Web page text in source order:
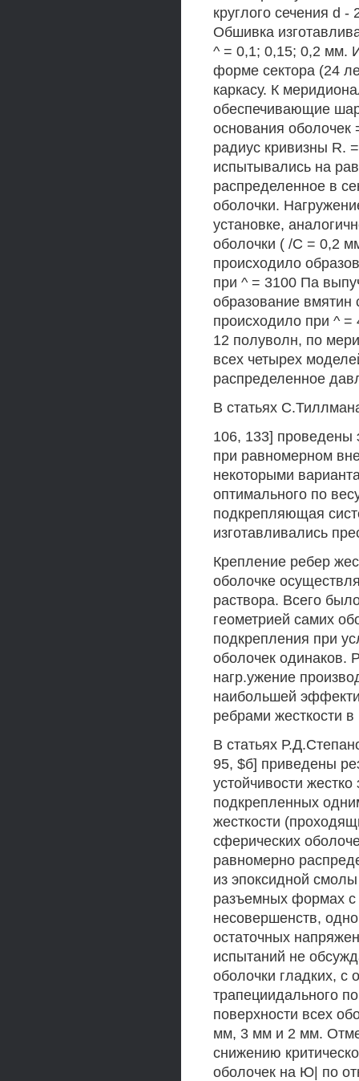
круглого сечения d
Обшивка
^ = 0,1; 0,15; 0,2 мм.
форме сектора (24
каркасу. К
обеспечивающие
основания
радиус кривизны R.
испытывались на
распределенное в
оболочки.
установке,
оболочки ( /С = 0,2
происходило
при ^ = 3100 Па
образование
происходило при ^ =
12 полуволн, по
всех четырех
распределенное
В статьях
106, 133] проведены
при равномерном
некоторыми
оптимального по
подкрепляющая
изготавливались
Крепление ребер
оболочке
раствора. Всего
геометрией самих
подкрепления при
оболочек одинаков.
нагр.ужение
наибольшей
ребрами жесткости
В статьях
95, $б] приведены
устойчивости
подкрепленных
жесткости
сферических
равномерно
из эпоксидной
разъемных формах
несовершенств,
остаточных
испытаний не
оболочки гладких, с
трапециидального
поверхности всех
мм, 3 мм и 2 мм.
снижению
оболочек на Ю| по